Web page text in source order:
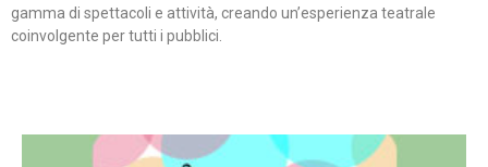
gamma di spettacoli e attività, creando un’esperienza teatrale
coinvolgente per tutti i pubblici.